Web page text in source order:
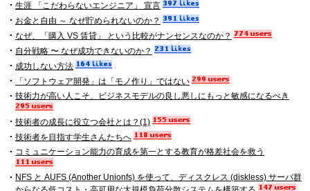
生涯 「こだわらないエンジニア」 宣言
お金と自由 ～ なぜ貯められないのか？
なぜ、「購入 VS 賃貸」 という比較がナンセンスなのか？
自分戦略 〜 なぜ成功できないのか？
成功しない方法
「ソフトウェア開発」は「モノ作り」ではない
技術力が高い人こそ、ビジネスモデルの良し悪しにもっと敏感になるべき
技術者の成長に役立つ会社とは？(1)
技術者を目指す学生さんたちへ
コミュニケーション能力の育成を第一とする教育が格差社会を救う
NFS と AUFS (Another Unionfs) を使って、ディスクレス (diskless) サーバ群